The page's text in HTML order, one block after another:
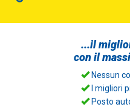
...il
con il
Nessun
I migliori
Posto